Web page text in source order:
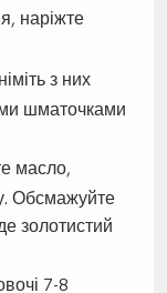
наріжте
з них
шматочками
масло,
Обсмажуйте
золотистий
7-8